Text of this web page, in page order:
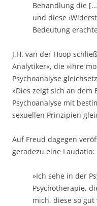
Behandlung die
und diese
Bedeutung
J.H. van der Hoop
Analytiker«, die »ihre
Psychoanalyse
»Dies zeigt sich an dem
Psychoanalyse mit
sexuellen Prinzipien
Auf Freud dagegen
geradezu eine Laudatio:
»Ich sehe in der
Psychotherapie,
mich, diese so